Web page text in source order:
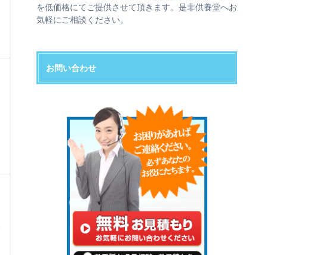
を低価格にてご提供させて頂きます。是非供養堂へお
気軽にご相談ください。
お問い合わせ